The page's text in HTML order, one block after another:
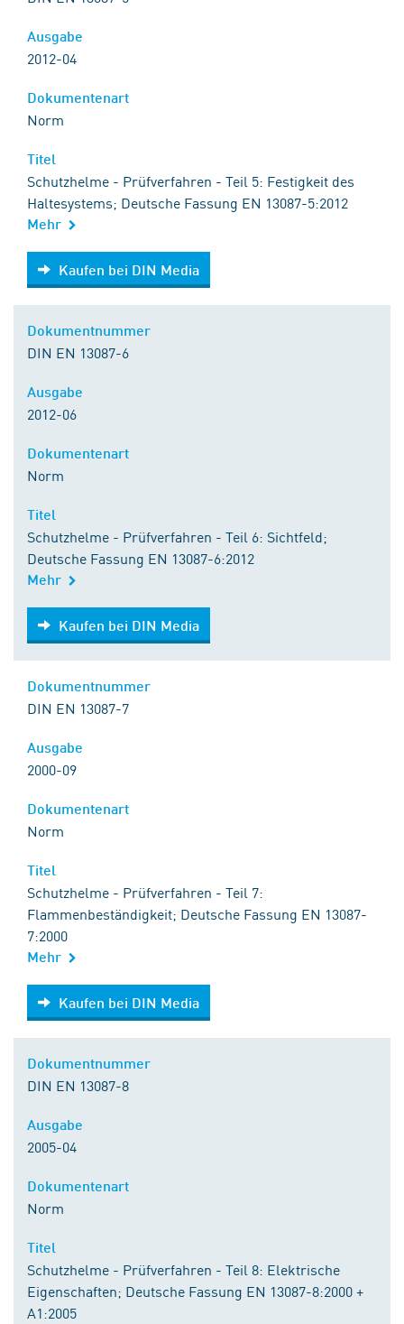
2012-04
Norm
Schutzhelme - Prüfverfahren - Teil 5: Festigkeit des
Haltesystems; Deutsche Fassung EN 13087-5:2012
Mehr
Kaufen bei DIN Media
Kaufen bei DIN Media
DIN EN 13087-6
2012-06
Norm
Schutzhelme - Prüfverfahren - Teil 6: Sichtfeld;
Deutsche Fassung EN 13087-6:2012
Mehr
Kaufen bei DIN Media
Kaufen bei DIN Media
DIN EN 13087-7
2000-09
Norm
Schutzhelme - Prüfverfahren - Teil 7:
Flammenbeständigkeit; Deutsche Fassung EN 13087-
7:2000
Mehr
Kaufen bei DIN Media
Kaufen bei DIN Media
DIN EN 13087-8
2005-04
Norm
Schutzhelme - Prüfverfahren - Teil 8: Elektrische
Eigenschaften; Deutsche Fassung EN 13087-8:2000 +
A1:2005